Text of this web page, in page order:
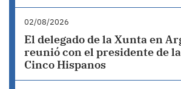
02/08/2026
El delegado de la Xunta en
reunió con el presidente de
Cinco Hispanos